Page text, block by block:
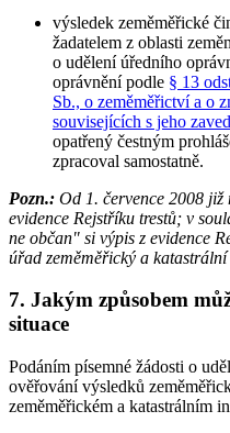
výsledek zeměměřické
žadatelem z oblasti
o udělení úředního
oprávnění podle § 13
Sb., o zeměměřictví a o
souvisejících s jeho
opatřený čestným
zpracoval samostatně.
Pozn.: Od 1. července 2008 již
evidence Rejstříku trestů; v
ne občan" si výpis z evidence
úřad zeměměřický a katastrální
7. Jakým způsobem
situace
Podáním písemné žádosti o
ověřování výsledků
zeměměřickém a katastrálním